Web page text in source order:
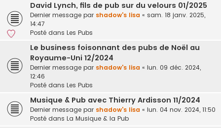
David Lynch, fils de pub sur du velours 01/2025
Dernier message par shadow's lisa « sam. 18 janv. 2025,
14:47
Posté dans Les Pubs
Le business foisonnant des pubs de Noël au
Royaume-Uni 12/2024
Dernier message par shadow's lisa « lun. 09 déc. 2024,
12:46
Posté dans Les Pubs
Musique & Pub avec Thierry Ardisson 11/2024
Dernier message par shadow's lisa « lun. 04 nov. 2024, 11:50
Posté dans La Musique & la Pub